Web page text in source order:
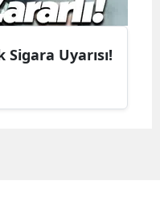
Uyarısı!